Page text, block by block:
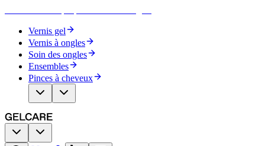
Vernis gel
Vernis à ongles
Soin des ongles
Ensembles
Pinces à cheveux